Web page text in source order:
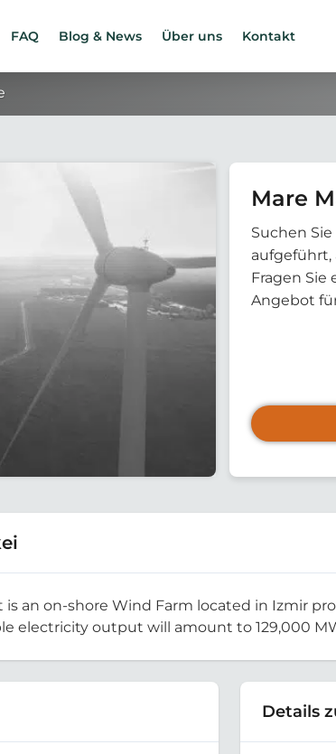
FAQ Blog & News Über uns Kontakt
Mare
Suchen
aufgeführt,
Fragen Sie
Angebot
an on-shore Wind Farm located in Izmir
electricity output will amount to 129,000
Details